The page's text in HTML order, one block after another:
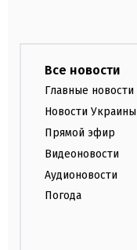
Все новости
Главные новости
Новости Украины
Прямой эфир
Видеоновости
Аудионовости
Погода